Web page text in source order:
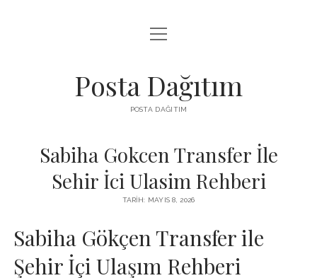
INSTAGRAM GIZLI HIKAYE İZLE
PARASIZ TWITTER BEĞENI YÜKSELTME
menüyü
aç
Posta Dağıtım
POSTA DAĞITIM
Sabiha Gokcen Transfer İle
Sehir İci Ulasim Rehberi
TARIH: MAYIS 8, 2026
Sabiha Gökçen Transfer ile
Şehir İçi Ulaşım Rehberi